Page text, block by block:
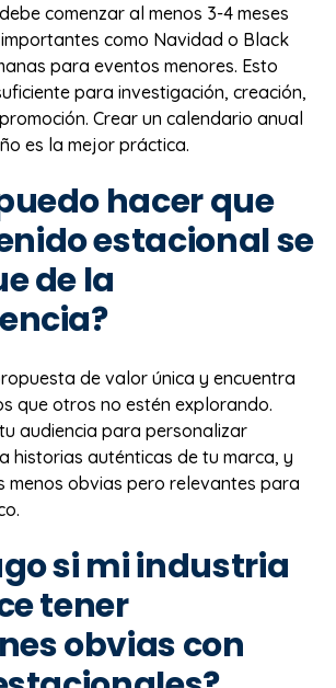
comenzar al menos 3-4 meses
como Navidad o Black
para eventos menores. Esto
para investigación, creación,
Crear un calendario anual
es la mejor práctica.
hacer que
estacional se
de la
de valor única y encuentra
que otros no estén explorando.
audiencia para personalizar
historias auténticas de tu marca, y
menos obvias pero relevantes para
si mi industria
tener
obvias con